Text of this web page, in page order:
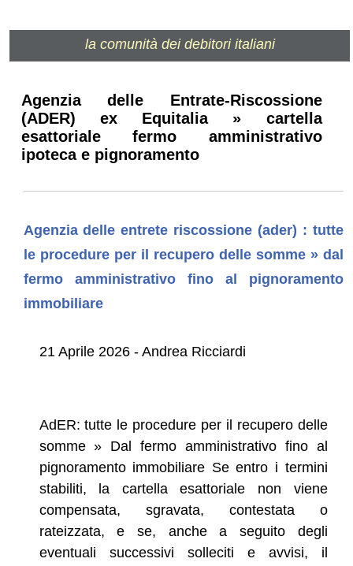
la comunità dei debitori italiani
Agenzia delle Entrate-Riscossione
(ADER) ex Equitalia » cartella
esattoriale fermo amministrativo
ipoteca e pignoramento
Agenzia delle entrete riscossione (ader) : tutte
le procedure per il recupero delle somme » dal
fermo amministrativo fino al pignoramento
immobiliare
21 Aprile 2026 - Andrea Ricciardi
AdER: tutte le procedure per il recupero delle
somme » Dal fermo amministrativo fino al
pignoramento immobiliare Se entro i termini
stabiliti, la cartella esattoriale non viene
compensata, sgravata, contestata o
rateizzata, e se, anche a seguito degli
eventuali successivi solleciti e avvisi, il